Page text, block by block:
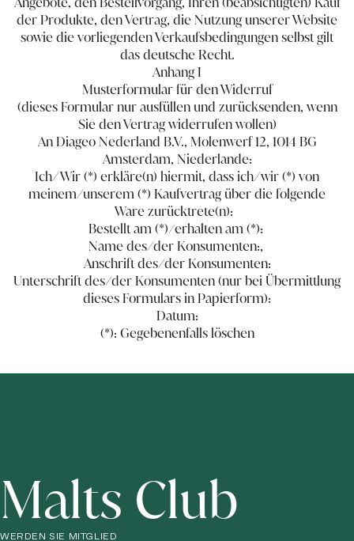
der Produkte, den Vertrag, die Nutzung unserer Website
sowie die vorliegenden Verkaufsbedingungen selbst gilt
das deutsche Recht.
Anhang I
Musterformular für den Widerruf
(dieses Formular nur ausfüllen und zurücksenden, wenn
Sie den Vertrag widerrufen wollen)
An Diageo Nederland B.V., Molenwerf 12, 1014 BG
Amsterdam, Niederlande:
Ich/Wir (*) erkläre(n) hiermit, dass ich/wir (*) von
meinem/unserem (*) Kaufvertrag über die folgende
Ware zurücktrete(n): ​ ​
Bestellt am (*)/erhalten am (*)​:​​​​​​ ​
Name des/der Konsumenten​:​​​,​​ ​
Anschrift des/der Konsumenten​:​​
Unterschrift des/der Konsumenten (nur bei Übermittlung
dieses Formulars in Papierform)​:​​​​
​Datum:
(*): Gegebenenfalls löschen
Malts Club
WERDEN SIE MITGLIED